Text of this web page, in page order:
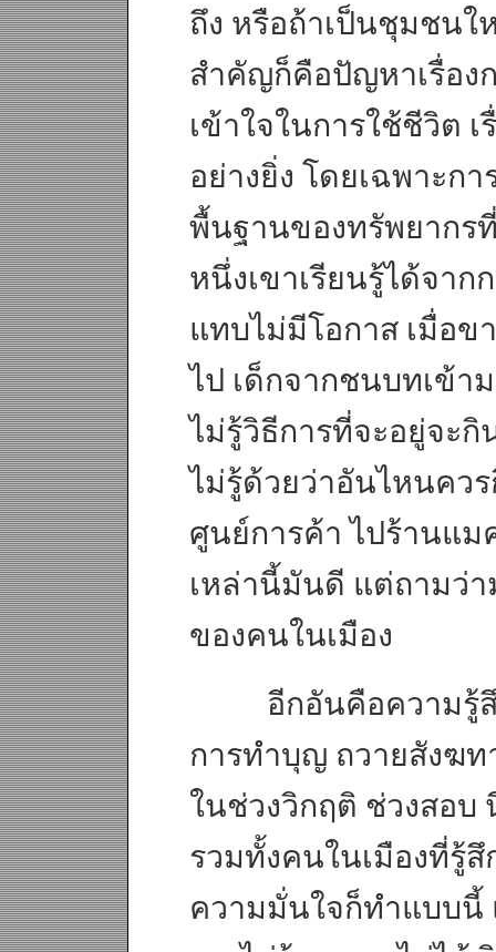
ถึง หรือถ้าเป็นชุมชน
สำคัญก็คือปัญหาเรื่อง
เข้าใจในการใช้ชีวิต
อย่างยิ่ง โดยเฉพาะก
พื้นฐานของทรัพยาก
หนึ่งเขาเรียนรู้ได้จา
แทบไม่มีโอกาส เมื่อข
ไป เด็กจากชนบทเข้า
ไม่รู้วิธีการที่จะอยู่จะ
ไม่รู้ด้วยว่าอันไหนคว
ศูนย์การค้า ไปร้านแม
เหล่านี้มันดี แต่ถามว่
ของคนในเมือง
อีกอันคือความรู้สึก
การทำบุญ ถวายสังฆ
ในช่วงวิกฤติ ช่วงสอบ
รวมทั้งคนในเมืองที่รู้
ความมั่นใจก็ทำแบบนี้